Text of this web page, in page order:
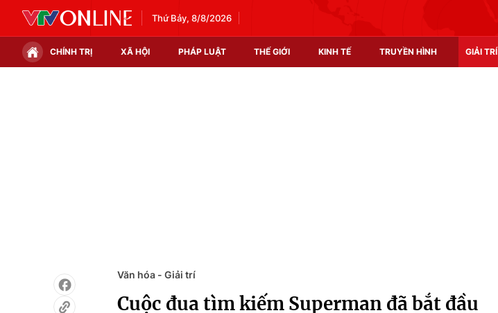
Thứ Bảy, 8/8/2026
CHÍNH TRỊ XÃ HỘI PHÁP LUẬT THẾ GIỚI KINH TẾ TRUYỀN HÌNH GIẢI TRÍ
Văn hóa - Giải trí
Cuộc đua tìm kiếm Superman đã bắt đầu